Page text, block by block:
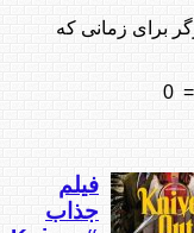
برای زمانی که
=
0
فیلم
جذاب